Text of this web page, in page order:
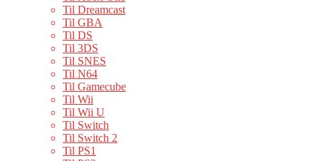
Til Dreamcast
Til GBA
Til DS
Til 3DS
Til SNES
Til N64
Til Gamecube
Til Wii
Til Wii U
Til Switch
Til Switch 2
Til PS1